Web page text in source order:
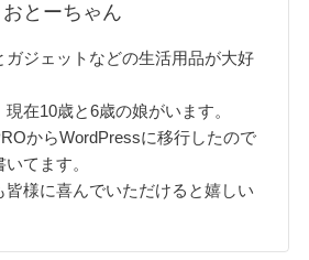
おとーちゃん
ガジェットなどの生活用品が大好
在10歳と6歳の娘がいます。
からWordPressに移行したので
てます。
様に喜んでいただけると嬉しい